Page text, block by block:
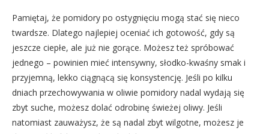
Pamiętaj, że pomidory po ostygnięciu mogą stać się nieco
twardsze. Dlatego najlepiej oceniać ich gotowość, gdy są
jeszcze ciepłe, ale już nie gorące. Możesz też spróbować
jednego – powinien mieć intensywny, słodko-kwaśny smak i
przyjemną, lekko ciągnącą się konsystencję. Jeśli po kilku
dniach przechowywania w oliwie pomidory nadal wydają się
zbyt suche, możesz dolać odrobinę świeżej oliwy. Jeśli
natomiast zauważysz, że są nadal zbyt wilgotne, możesz je